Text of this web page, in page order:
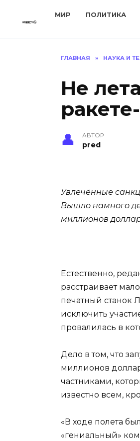
МИР ПОЛИТИКА
ГЛАВНАЯ » НАУКА И
Не
АВТОР
pred
Увлечённые
Вышло намного
миллионов
Естественно,
расстраивает
печатный станок
исключить
провалилась в
Дело в том, что
миллионов
частниками,
известно всем,
«В ходе полета
«гениальный»